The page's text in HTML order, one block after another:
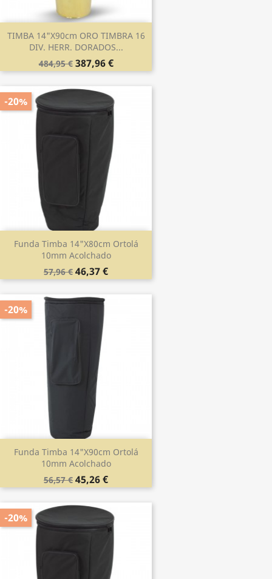
TIMBA 14"x90cm ORO TIMBRA 16
DIV. HERR. DORADOS...
484,95 € 387,96 €
Funda Timba 14"x80cm Ortolá
10mm Acolchado
57,96 € 46,37 €
-20%
Funda Timba 14"x90cm Ortolá
10mm Acolchado
56,57 € 45,26 €
-20%
-20%